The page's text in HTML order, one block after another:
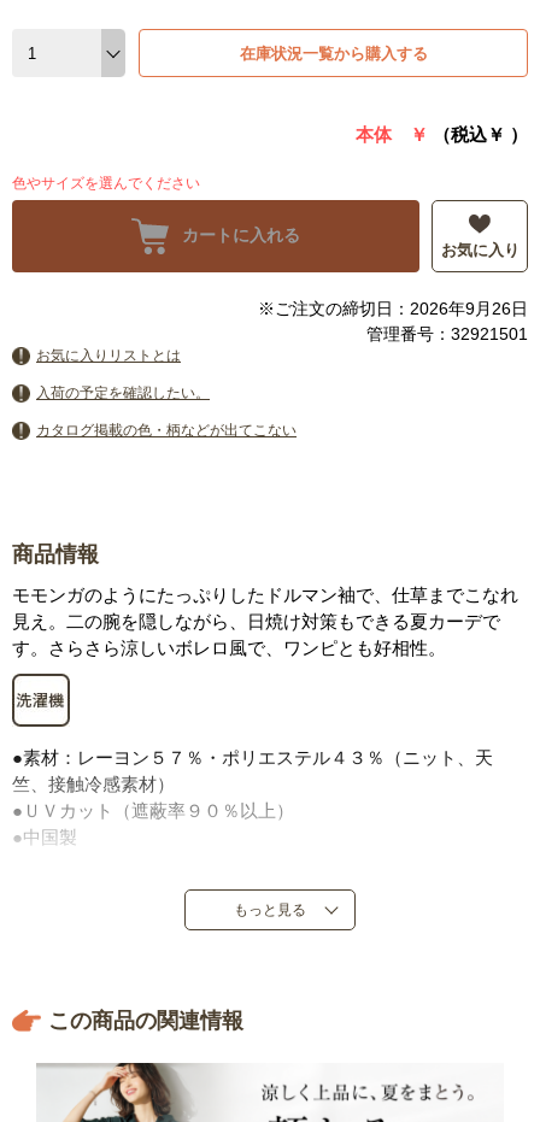
在庫状況一覧から購入する
本体 ￥ （税込￥ ）
色やサイズを選んでください
カートに入れる
お気に入り
※ご注文の締切日：2026年9月26日
管理番号：32921501
お気に入りリストとは
入荷の予定を確認したい。
カタログ掲載の色・柄などが出てこない
商品情報
モモンガのようにたっぷりしたドルマン袖で、仕草までこなれ
見え。二の腕を隠しながら、日焼け対策もできる夏カーデで
す。さらさら涼しいボレロ風で、ワンピとも好相性。
●素材：レーヨン５７％・ポリエステル４３％（ニット、天
竺、接触冷感素材）
●ＵＶカット（遮蔽率９０％以上）
●中国製
もっと見る
この商品の関連情報